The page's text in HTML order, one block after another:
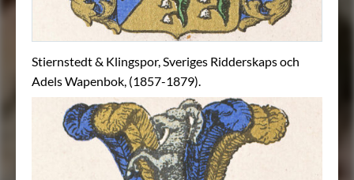
Stiernstedt & Klingspor, Sveriges Ridderskaps och
Adels Wapenbok, (1857-1879).